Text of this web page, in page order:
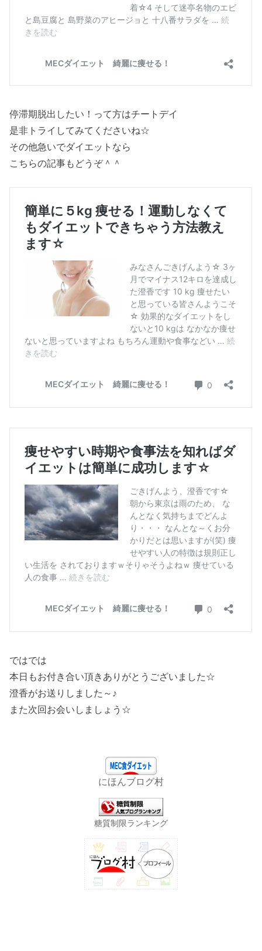
停滞期脱出したい！って方はチートデイ
是非トライしてみてくださいね☆
その他急いでダイエットなら
こちらの記事もどうぞ＾＾
ではでは
本日もお付き合い頂きありがとうございました☆
澄香がお送りしました～♪
また次回お会いしましょう☆
にほんブログ村
糖質制限ランキング